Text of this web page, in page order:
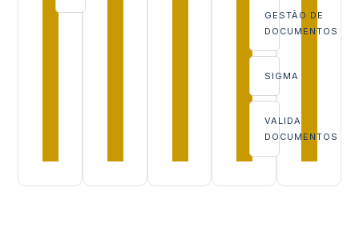
GESTÃO DE
DOCUMENTOS
SIGMA
VALIDA
DOCUMENTOS